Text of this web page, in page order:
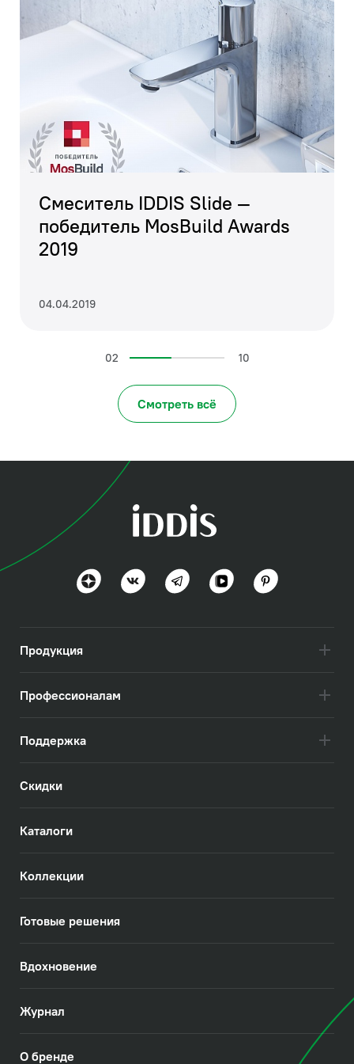
Смеситель IDDIS Slide —
победитель MosBuild Awards
2019
04.04.2019
02 10
Смотреть всё
Продукция
Профессионалам
Поддержка
Скидки
Каталоги
Коллекции
Готовые решения
Вдохновение
Журнал
О бренде